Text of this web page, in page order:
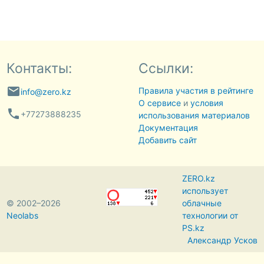
Контакты:
emailinfo@zero.kz
phone +77273888235
Ссылки:
Правила участия в рейтинге
О сервисеи условия
использования материалов
Документация
Добавить сайт
© 2002–2026
Neolabs
ZERO.kz
использует
облачные
технологии от
PS.kz
Александр Усков